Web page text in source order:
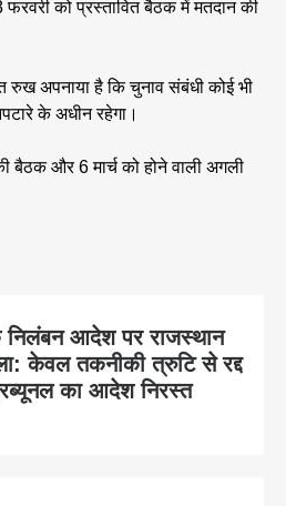
निलंबन आदेश पर राजस्थान
केवल तकनीकी त्रुटि से रद्द
का आदेश निरस्त
को प्रस्तावित बैठक में मतदान की
रुख अपनाया है कि चुनाव संबंधी कोई भी
के अधीन रहेगा।
बैठक और 6 मार्च को होने वाली अगली